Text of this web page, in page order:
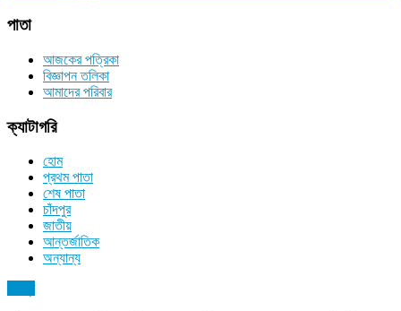
পাতা
আজকের পত্রিকা
বিজ্ঞাপন তলিকা
আমাদের পরিবার
ক্যাটাগরি
হোম
প্রথম পাতা
শেষ পাতা
চাঁদপুর
জাতীয়
আন্তর্জাতিক
অন্যান্য